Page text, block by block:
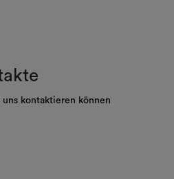
uns kontaktieren können